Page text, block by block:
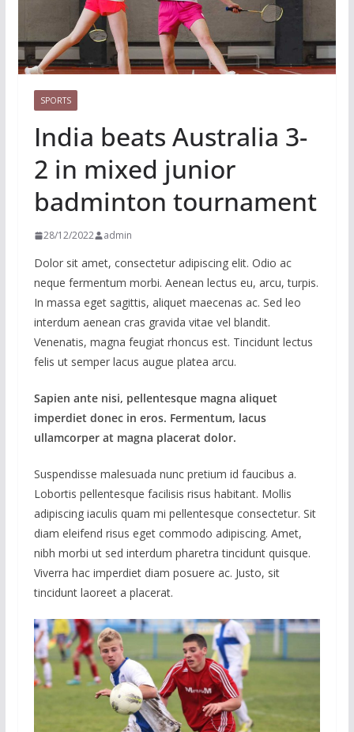
SPORTS
India beats Australia 3-
2 in mixed junior
badminton tournament
28/12/2022 admin
Dolor sit amet, consectetur adipiscing elit. Odio ac
neque fermentum morbi. Aenean lectus eu, arcu, turpis.
In massa eget sagittis, aliquet maecenas ac. Sed leo
interdum aenean cras gravida vitae vel blandit.
Venenatis, magna feugiat rhoncus est. Tincidunt lectus
felis ut semper lacus augue platea arcu.
Sapien ante nisi, pellentesque magna aliquet
imperdiet donec in eros. Fermentum, lacus
ullamcorper at magna placerat dolor.
Suspendisse malesuada nunc pretium id faucibus a.
Lobortis pellentesque facilisis risus habitant. Mollis
adipiscing iaculis quam mi pellentesque consectetur. Sit
diam eleifend risus eget commodo adipiscing. Amet,
nibh morbi ut sed interdum pharetra tincidunt quisque.
Viverra hac imperdiet diam posuere ac. Justo, sit
tincidunt laoreet a placerat.